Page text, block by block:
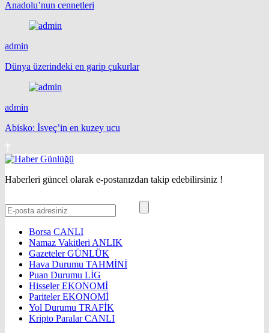
Anadolu’nun cennetleri
admin
Dünya üzerindeki en garip çukurlar
admin
Abisko: İsveç’in en kuzey ucu
Haberleri güncel olarak e-postanızdan takip edebilirsiniz !
Borsa CANLI
Namaz Vakitleri ANLIK
GazetelerGÜNLÜK
Hava Durumu TAHMİNİ
Puan Durumu LİG
HisselerEKONOMİ
ParitelerEKONOMİ
Yol Durumu TRAFİK
Kripto ParalarCANLI